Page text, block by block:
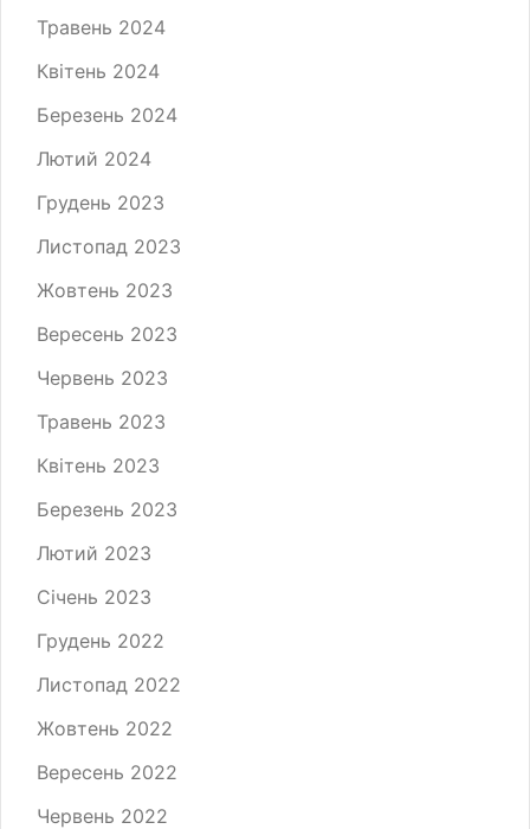
Травень 2024
Квітень 2024
Березень 2024
Лютий 2024
Грудень 2023
Листопад 2023
Жовтень 2023
Вересень 2023
Червень 2023
Травень 2023
Квітень 2023
Березень 2023
Лютий 2023
Січень 2023
Грудень 2022
Листопад 2022
Жовтень 2022
Вересень 2022
Червень 2022